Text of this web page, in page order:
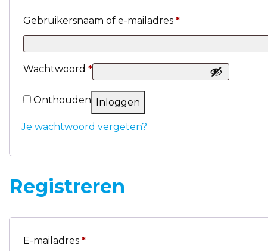
Gebruikersnaam of e-mailadres *
Wachtwoord *
Alternative:
Onthouden Inloggen
Je wachtwoord vergeten?
Registreren
E-mailadres *